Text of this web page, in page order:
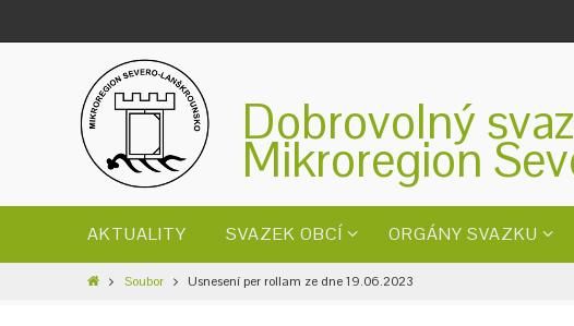
Dobrovolný
Mikroregion
AKTUALITY SVAZEK OBCÍ ORGÁNY SVAZKU
Soubor Usnesení per rollam ze dne 19.06.2023